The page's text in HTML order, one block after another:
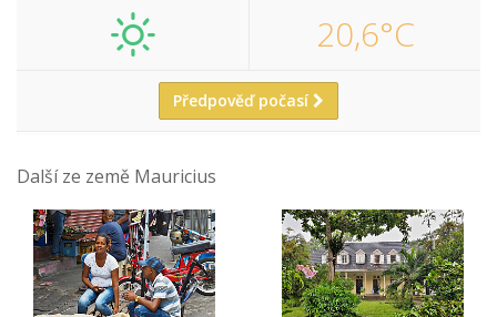
20,6°C
Předpověď počasí
Další ze země Mauricius